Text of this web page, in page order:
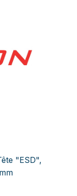
"ESD",